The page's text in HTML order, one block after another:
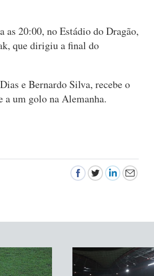
as 20:00, no Estádio do Dragão,
que dirigiu a final do
e Bernardo Silva, recebe o
a um golo na Alemanha.